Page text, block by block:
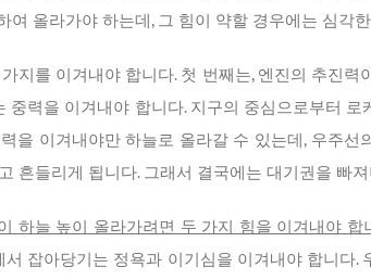
올라가야 하는데, 그 힘이 약할 경우에는 심각
지를 이겨내야 합니다. 첫 번째는, 엔진의 추진
력을 이겨내야 합니다. 지구의 중심으로부터
을 이겨내야만 하늘로 올라갈 수 있는데, 우주
흔들리게 됩니다. 그래서 결국에는 대기권을 빠
하늘 높이 올라가려면 두 가지 힘을 이겨내야 합
잡아당기는 정욕과 이기심을 이겨내야 합니다.